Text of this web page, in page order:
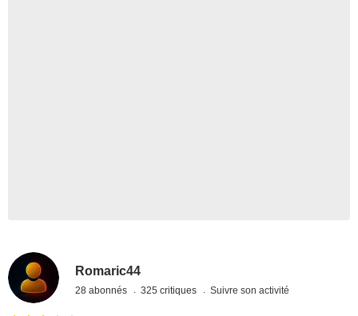
Romaric44
28 abonnés 325 critiques Suivre son activité